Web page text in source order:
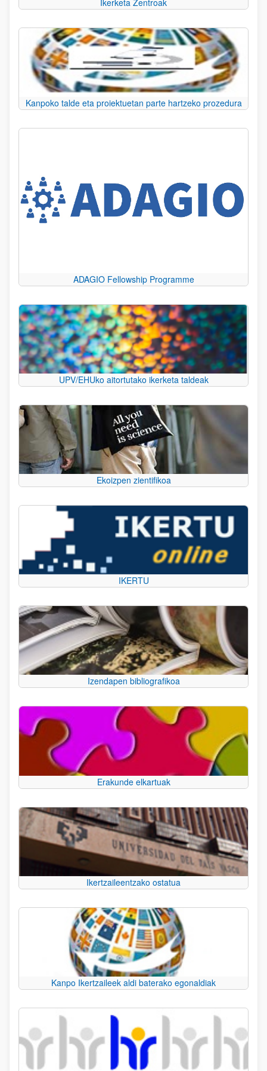
Ikerketa Zentroak
Kanpoko talde eta proiektuetan parte hartzeko prozedura
ADAGIO Fellowship Programme
UPV/EHUko aitortutako ikerketa taldeak
Ekoizpen zientifikoa
IKERTU
Izendapen bibliografikoa
Erakunde elkartuak
Ikertzaileentzako ostatua
Kanpo Ikertzaileek aldi baterako egonaldiak